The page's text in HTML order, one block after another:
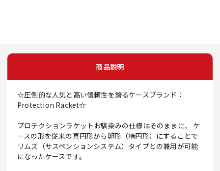
商品説明
☆圧倒的な人気と高い信頼性を誇るケースブランド：
Protection Racket☆
プロテクションラケットお馴染みの仕様はそのままに、 ケ
ースの形を従来の真円形から卵形（楕円形）にすることで
リムズ（サスペンションシステム）タイプとの兼用が可能
になったケースです。